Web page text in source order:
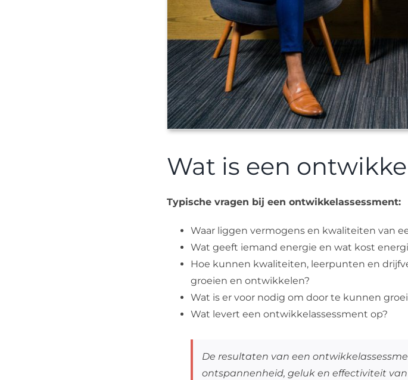
Wat is een
Typische vragen bij een ontwikkelassessment:
Waar liggen vermogens en kwaliteiten van
Wat geeft iemand energie en wat kost
Hoe kunnen kwaliteiten, leerpunten en
groeien en ontwikkelen?
Wat is er voor nodig om door te kunnen
Wat levert een ontwikkelassessment op?
De resultaten van een
ontspannenheid, geluk en effectiviteit